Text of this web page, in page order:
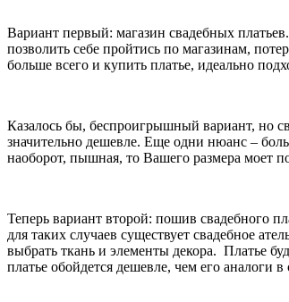
Вариант первый: магазин свадебных
позволить себе пройтись по магазинам,
больше всего и купить платье, идеально
Казалось бы, беспроигрышный вариант, но
значительно дешевле. Еще одни нюанс –
наоборот, пышная, то Вашего размера моет
Теперь вариант второй: пошив свадебного
для таких случаев существует свадебное
выбрать ткань и элементы декора. Платье
платье обойдется дешевле, чем его аналоги в